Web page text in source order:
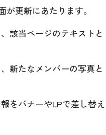
更新にあたります。
該当ページのテキストと
新たなメンバーの写真と
をバナーやLPで差し替え